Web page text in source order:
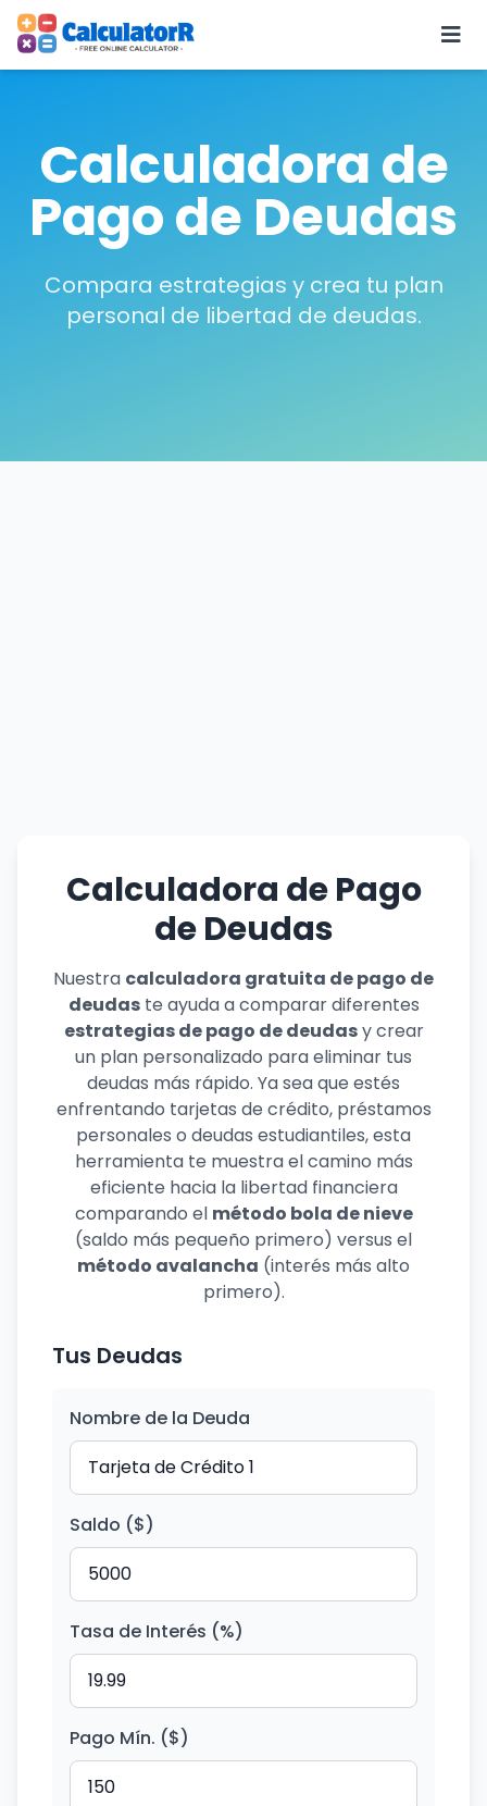
Calculadora de
Pago de Deudas
Compara estrategias y crea tu plan
personal de libertad de deudas.
Calculadora de Pago
de Deudas
Nuestra calculadora gratuita de pago de
deudaste ayuda a comparar diferentes
estrategias de pago de deudasy crear
un plan personalizado para eliminar tus
deudas más rápido. Ya sea que estés
enfrentando tarjetas de crédito, préstamos
personales o deudas estudiantiles, esta
herramienta te muestra el camino más
eficiente hacia la libertad financiera
comparando el método bola de nieve
(saldo más pequeño primero) versus el
método avalancha (interés más alto
primero).
Tus Deudas
Nombre de la Deuda
Saldo ($)
Tasa de Interés (%)
Pago Mín. ($)